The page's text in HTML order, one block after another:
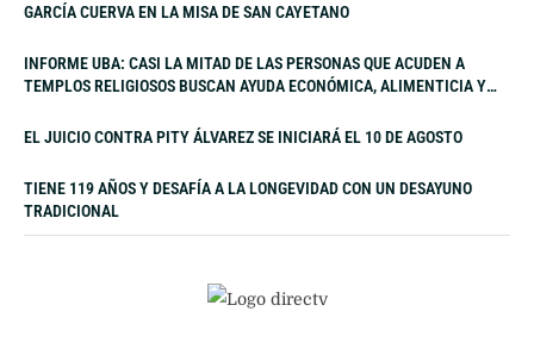
GARCÍA CUERVA EN LA MISA DE SAN CAYETANO
INFORME UBA: CASI LA MITAD DE LAS PERSONAS QUE ACUDEN A
TEMPLOS RELIGIOSOS BUSCAN AYUDA ECONÓMICA, ALIMENTICIA Y
EL JUICIO CONTRA PITY ÁLVAREZ SE INICIARÁ EL 10 DE AGOSTO
TIENE 119 AÑOS Y DESAFÍA A LA LONGEVIDAD CON UN DESAYUNO
TRADICIONAL